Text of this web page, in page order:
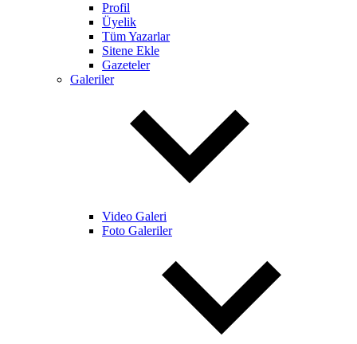
Profil
Üyelik
Tüm Yazarlar
Sitene Ekle
Gazeteler
Galeriler
Video Galeri
Foto Galeriler